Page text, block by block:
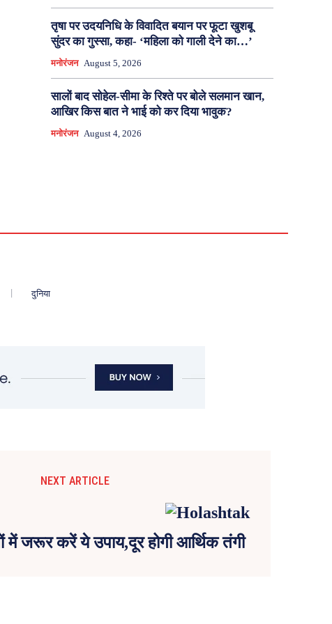
तृषा पर उदयनिधि के विवादित बयान पर फूटा खुशबू
सुंदर का गुस्सा, कहा- ‘महिला को गाली देने का…’
मनोरंजन August 5, 2026
सालों बाद सोहेल-सीमा के रिश्ते पर बोले सलमान खान,
आखिर किस बात ने भाई को कर दिया भावुक?
मनोरंजन August 4, 2026
दुनिया
NEXT ARTICLE
में जरूर करें ये उपाय,दूर होगी आर्थिक तंगी